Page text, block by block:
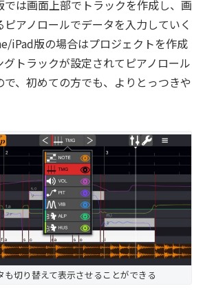
では画面上部でトラックを作成し、画
アノロールでデータを入力していく
iPad版の場合はプロジェクトを作成
トラックが設定されてピアノロール
、初めての方でも、よりとっつきや
も切り替えて表示させることができる